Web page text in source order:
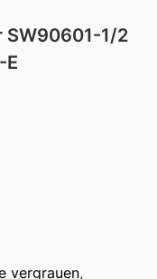
SW90601-1/2
E
vergrauen,